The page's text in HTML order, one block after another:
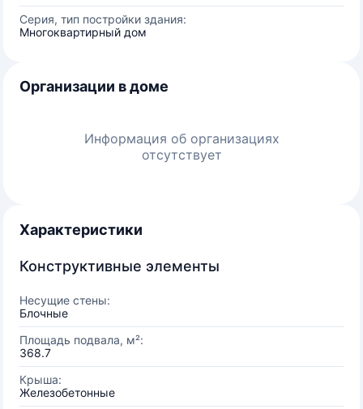
Серия, тип постройки здания:
Многоквартирный дом
Организации в доме
Информация об организациях
отсутствует
Характеристики
Конструктивные элементы
Несущие стены:
Блочные
Площадь подвала, м²:
368.7
Крыша:
Железобетонные